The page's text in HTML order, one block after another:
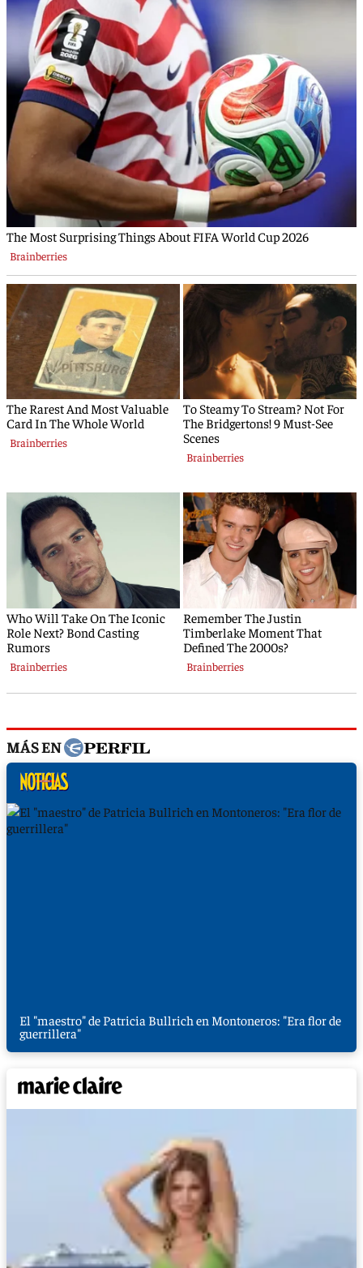
MÁS EN
El "maestro" de Patricia Bullrich en Montoneros: "Era flor de
guerrillera"